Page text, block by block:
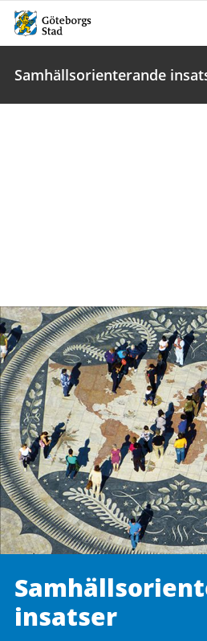
Samhällsorienterande
insatser